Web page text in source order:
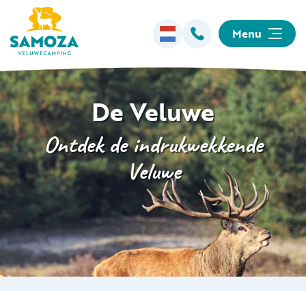
Menu
Overnachten
Faciliteiten
Animatie
Omgeving
Informatie
De Veluwe
Ontdek de indrukwekkende
Veluwe